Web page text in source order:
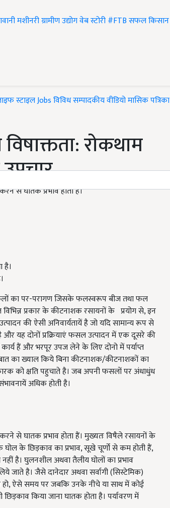
मशीनरीग्रामीण उद्योगवेब स्टोरी#FTBसफल किसान
स्टाइलJobsविविधसम्पादकीयवीडियोमासिक पत्रिका
रोकथाम
से घातक प्रभाव होता हैं।
का पर-परागण जिसके फलस्वरूप बीज तथा फल
प्रकार के कीटनाशक रसायनों के प्रयोग से, इन
की ऐसी अनिवार्यतायें है जो यदि सामान्य रूप से
और यह दोनों प्रक्रियाएं फसल उत्पादन में एक दूसरे की
हैं और भरपूर उपज लेने के लिए दोनो में पर्याप्त
का ख्याल किये बिना कीटनाशक/कीटनाशकों का
को क्षति पहुचाते है। जब अपनी फसलों पर अंधाधुंध
अधिक होती है।
से घातक प्रभाव होता हैं। मुख्यतः विषैले रसायनों के
के छिड़काव का प्रभाव, सूखे चूर्णो से कम होती हैं,
है। घुलनशील अथवा तैलीय घोलों का प्रभाव
जाते है। जैसे दानेदार अथवा सर्वागी (सिस्टेमिक)
ऐसे समय पर जबकि उनके नीचे या साथ में कोई
किया जाना घातक होता है। पर्यावरण में